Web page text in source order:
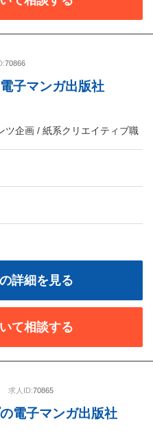
70866
子マンガ出版社
ツ企画 / 紙系クリエイティブ職
詳細を見る
て相談する
求人ID:70865
電子マンガ出版社